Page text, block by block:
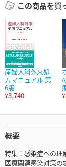
この商品を買
産婦人科外来処
方マニュアル 第
6版
¥3,740
概要
特集：感染症への理
医療関連感染対策の